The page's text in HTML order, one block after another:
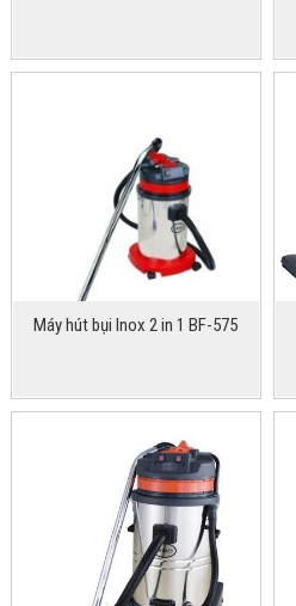
Máy hút bụi Inox 2 in 1 BF-575